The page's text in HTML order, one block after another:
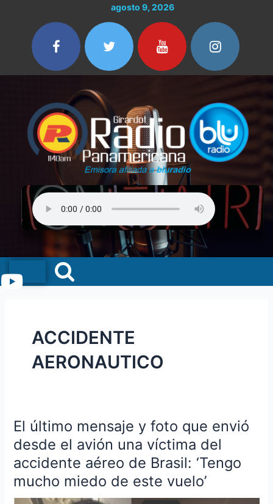
contenido
agosto 9, 2026
Menu
ACCIDENTE
AERONAUTICO
El último mensaje y foto que envió
desde el avión una víctima del
accidente aéreo de Brasil: ‘Tengo
mucho miedo de este vuelo’
El
último
mensaje
y
foto
que